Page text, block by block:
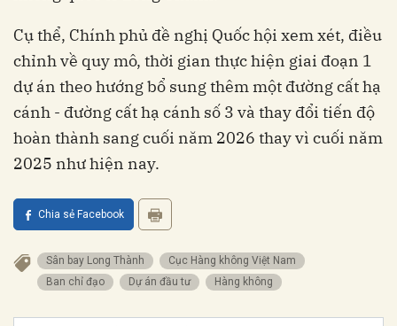
Cụ thể, Chính phủ đề nghị Quốc hội xem xét, điều
chỉnh về quy mô, thời gian thực hiện giai đoạn 1
dự án theo hướng bổ sung thêm một đường cất hạ
cánh - đường cất hạ cánh số 3 và thay đổi tiến độ
hoàn thành sang cuối năm 2026 thay vì cuối năm
2025 như hiện nay.
Chia sẻ Facebook
Sân bay Long Thành
Cục Hàng không Việt Nam
Ban chỉ đạo
dự án đầu tư hàng không